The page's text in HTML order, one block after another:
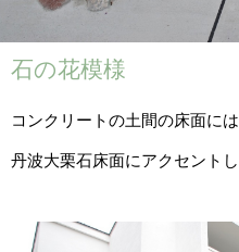
石の花模様
コンクリートの土間の床面には
丹波大栗石床面にアクセント